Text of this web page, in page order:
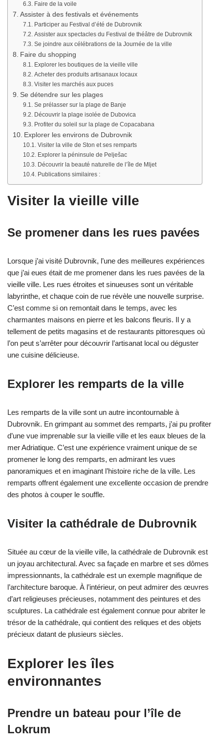
Faire de la voile
Assister à des festivals et événements
Participer au Festival d’été de Dubrovnik
Assister aux spectacles du Festival de théâtre de Dubrovnik
Se joindre aux célébrations de la Journée de la ville
Faire du shopping
Explorer les boutiques de la vieille ville
Acheter des produits artisanaux locaux
Visiter les marchés aux puces
Se détendre sur les plages
Se prélasser sur la plage de Banje
Découvrir la plage isolée de Dubovica
Profiter du soleil sur la plage de Copacabana
Explorer les environs de Dubrovnik
Visiter la ville de Ston et ses remparts
Explorer la péninsule de Pelješac
Découvrir la beauté naturelle de l’île de Mljet
Publications similaires :
Visiter la vieille ville
Se promener dans les rues pavées
Lorsque j’ai visité Dubrovnik, l’une des meilleures expériences
que j’ai eues était de me promener dans les rues pavées de la
vieille ville. Les rues étroites et sinueuses sont un véritable
labyrinthe, et chaque coin de rue révèle une nouvelle surprise.
C’est comme si on remontait dans le temps, avec les
charmantes maisons en pierre et les balcons fleuris. Il y a
tellement de petits magasins et de restaurants pittoresques où
l’on peut s’arrêter pour découvrir l’artisanat local ou déguster
une cuisine délicieuse.
Explorer les remparts de la ville
Les remparts de la ville sont un autre incontournable à
Dubrovnik. En grimpant au sommet des remparts, j’ai pu profiter
d’une vue imprenable sur la vieille ville et les eaux bleues de la
mer Adriatique. C’est une expérience vraiment unique de se
promener le long des remparts, en admirant les vues
panoramiques et en imaginant l’histoire riche de la ville. Les
remparts offrent également une excellente occasion de prendre
des photos à couper le souffle.
Visiter la cathédrale de Dubrovnik
Située au cœur de la vieille ville, la cathédrale de Dubrovnik est
un joyau architectural. Avec sa façade en marbre et ses dômes
impressionnants, la cathédrale est un exemple magnifique de
l’architecture baroque. À l’intérieur, on peut admirer des œuvres
d’art religieuses précieuses, notamment des peintures et des
sculptures. La cathédrale est également connue pour abriter le
trésor de la cathédrale, qui contient des reliques et des objets
précieux datant de plusieurs siècles.
Explorer les îles
environnantes
Prendre un bateau pour l’île de
Lokrum